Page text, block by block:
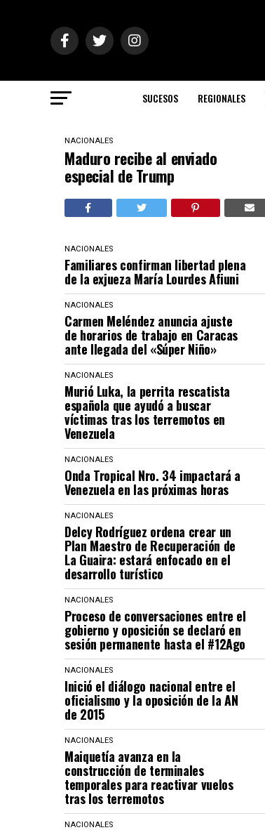
SUCESOS REGIONALES
NACIONALES
Maduro recibe al enviado
especial de Trump
NACIONALES
Familiares confirman libertad plena
de la exjueza María Lourdes Afiuni
NACIONALES
Carmen Meléndez anuncia ajuste
de horarios de trabajo en Caracas
ante llegada del «Súper Niño»
NACIONALES
Murió Luka, la perrita rescatista
española que ayudó a buscar
víctimas tras los terremotos en
Venezuela
NACIONALES
Onda Tropical Nro. 34 impactará a
Venezuela en las próximas horas
NACIONALES
Delcy Rodríguez ordena crear un
Plan Maestro de Recuperación de
La Guaira: estará enfocado en el
desarrollo turístico
NACIONALES
Proceso de conversaciones entre el
gobierno y oposición se declaró en
sesión permanente hasta el #12Ago
NACIONALES
Inició el diálogo nacional entre el
oficialismo y la oposición de la AN
de 2015
NACIONALES
Maiquetía avanza en la
construcción de terminales
temporales para reactivar vuelos
tras los terremotos
NACIONALES